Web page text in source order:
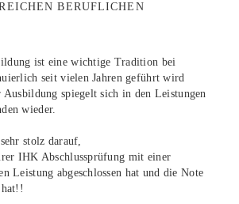
BERUFLICHEN
ist eine wichtige Tradition bei
seit vielen Jahren geführt wird
spiegelt sich in den Leistungen
wieder.
stolz darauf,
IHK Abschlussprüfung mit einer
Leistung abgeschlossen hat und die Note